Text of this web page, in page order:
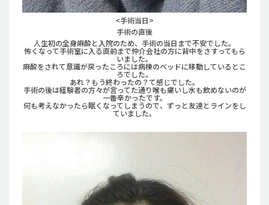
<手術当日>
手術の直後
人生初の全身麻酔と入院のため、手術の当日まで不安でした。
怖くなって手術室に入る直前まで仲介会社の方に背中をさすってもら
いました。
麻酔をされて意識が戻ったころには病棟のベッドに移動しているとこ
ろでした。
あれ？もう終わったの？て感じでした。
手術の後は経験者の方々が言ってた通り喉も痛いし水も飲めないのが
一番辛かったです。
何も考えなかったら眠くなってしまうので、ずっと友達とラインをし
ていました。